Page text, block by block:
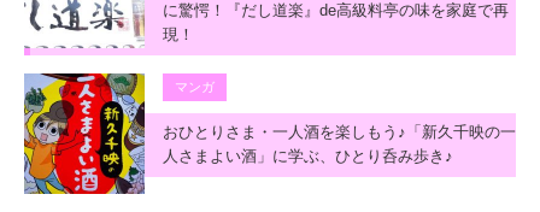
に驚愕！『だし道楽』de高級料亭の味を家庭で再
現！
マンガ
おひとりさま・一人酒を楽しもう♪「新久千映の一
人さまよい酒」に学ぶ、ひとり呑み歩き♪